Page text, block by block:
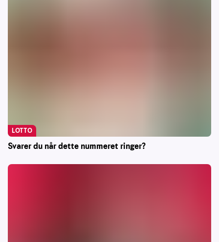
Svarer du når dette nummeret ringer?
LOTTO